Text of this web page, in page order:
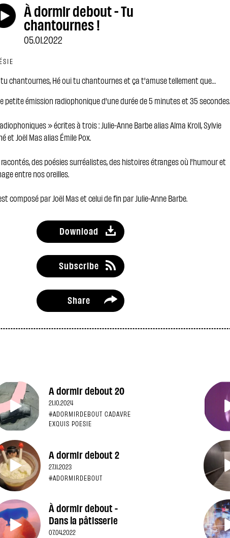
À dormir debout - Tu
chantournes !
05.01.2022
chantournes, Hé oui tu chantournes et ça t'amuse tellement que…
petite émission radiophonique d'une durée de 5 minutes et 35 secondes.
» écrites à trois : Julie-Anne Barbe alias Alma Kroll, Sylvie
et Joël Mas alias Émile Pox.
des poésies surréalistes, des histoires étranges où l'humour et
entre nos oreilles.
composé par Joël Mas et celui de fin par Julie-Anne Barbe.
Download
Subscribe
Share
A dormir debout 20
21.10.2024
#ADORMIRDEBOUT CADAVRE
EXQUIS POESIE
A dormir debout 2
27.11.2023
#ADORMIRDEBOUT
À dormir debout -
Dans la pâtisserie
07.04.2022